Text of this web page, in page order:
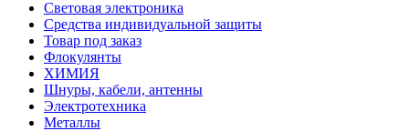
Световая электроника
Средства индивидуальной защиты
Товар под заказ
Флокулянты
ХИМИЯ
Шнуры, кабели, антенны
Электротехника
Металлы